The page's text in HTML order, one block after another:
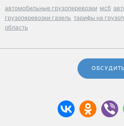
автомобильные грузоперевозки мсб
грузоперевозки газель тарифы на
область
ОБСУДИТЬ